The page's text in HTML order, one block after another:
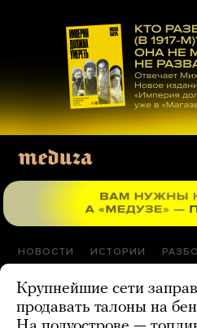
материалам
НОВОСТИ ИСТОРИИ
Крупнейшие сети
продавать талоны на